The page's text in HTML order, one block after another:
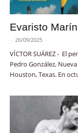
Evaristo
- 26/09/2025
VÍCTOR SUÁREZ - El
Pedro González,
Houston, Texas. En